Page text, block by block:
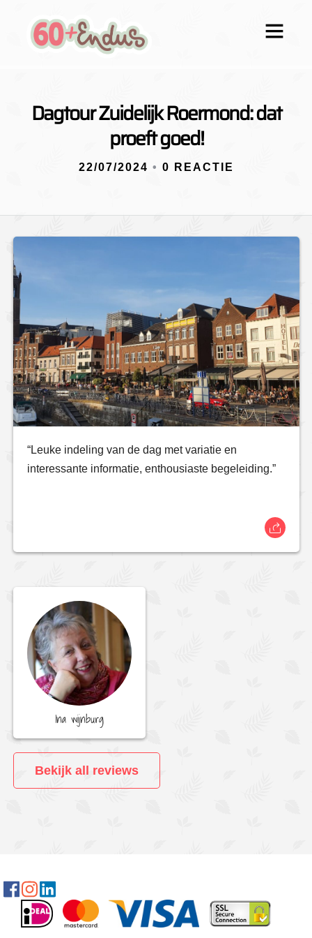
Dagtour Zuidelijk Roermond: dat
proeft goed!
22/07/2024 • 0 REACTIE
“Leuke indeling van de dag met variatie en
interessante informatie, enthousiaste begeleiding.”
Ina wijnburg
Bekijk all reviews